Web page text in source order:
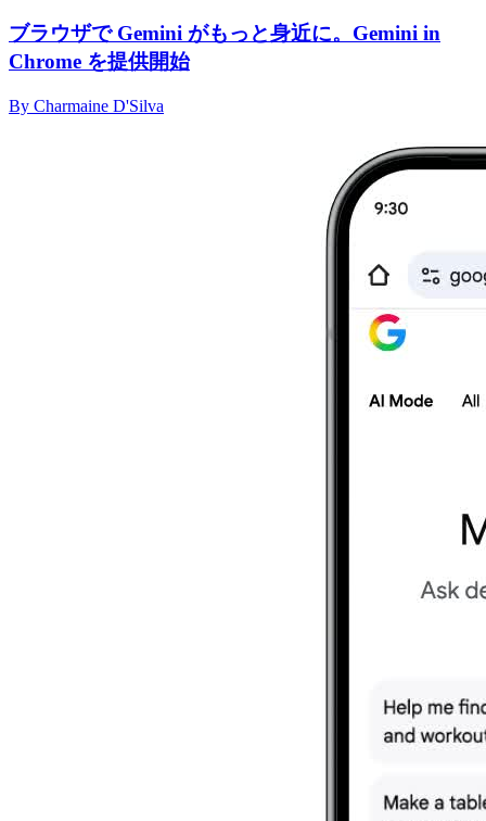
ブラウザで Gemini がもっと身近に。Gemini in
Chrome を提供開始
By Charmaine D'Silva